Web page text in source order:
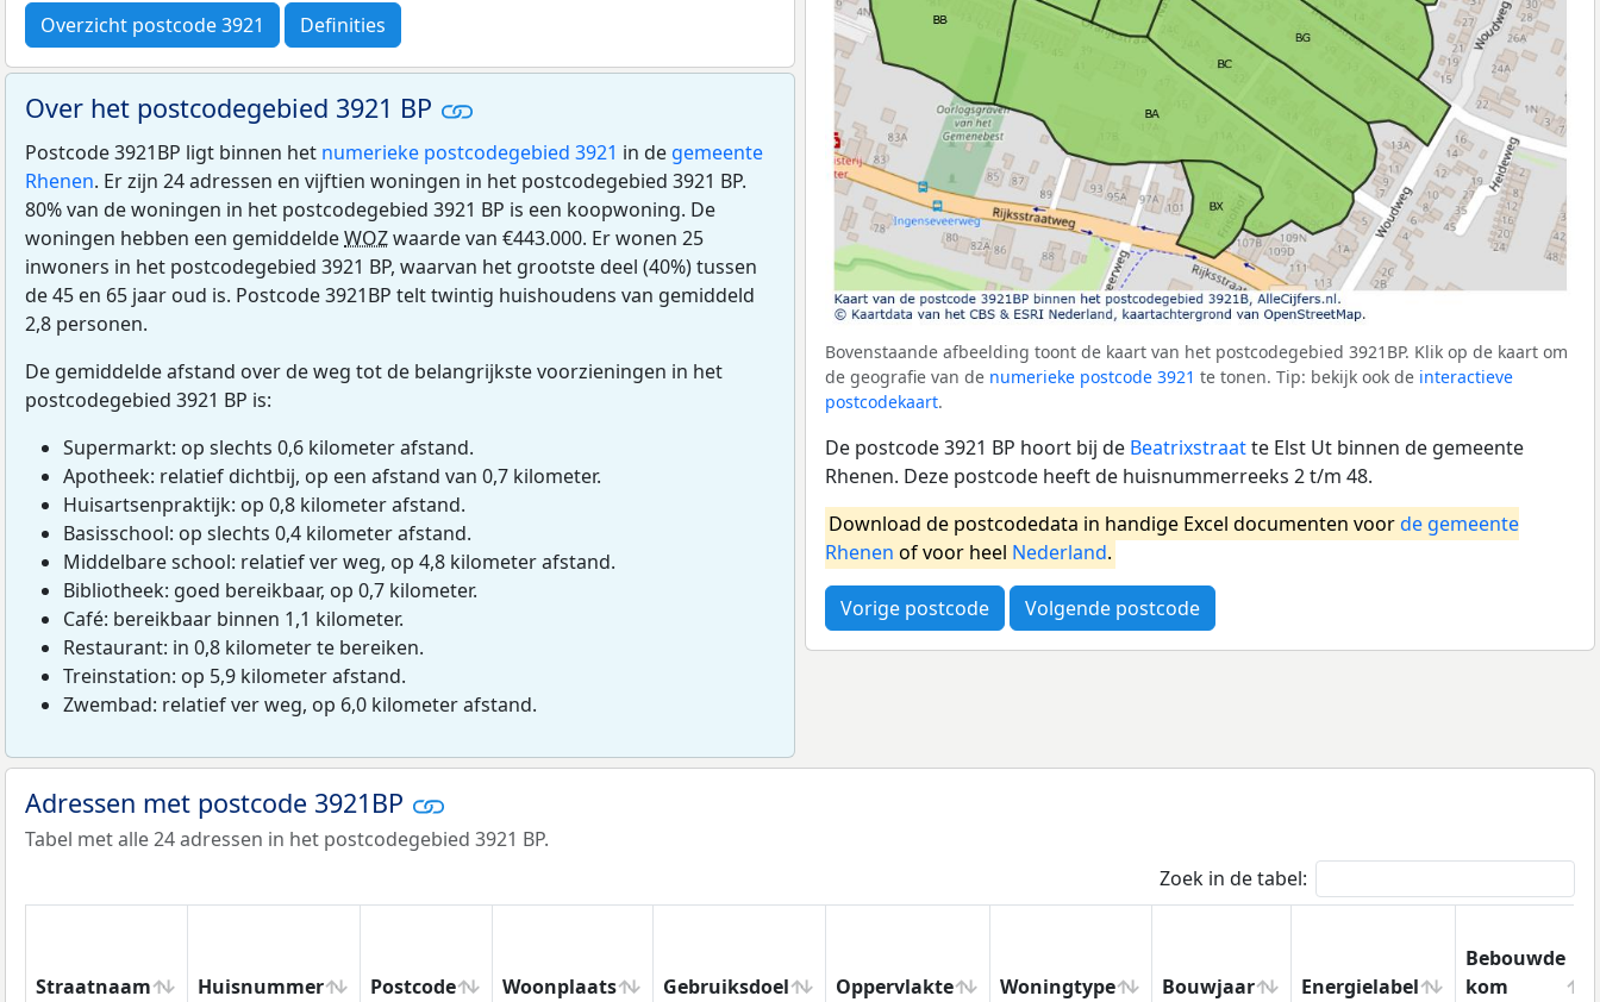
Overzicht postcode 3921 Definities
Over het postcodegebied 3921 BP
Postcode 3921BP ligt binnen het numerieke postcodegebied 3921 in de gemeente
Rhenen. Er zijn 24 adressen en vijftien woningen in het postcodegebied 3921 BP.
80% van de woningen in het postcodegebied 3921 BP is een koopwoning. De
woningen hebben een gemiddeldeWOZwaarde van €443.000. Er wonen 25
inwoners in het postcodegebied 3921 BP, waarvan het grootste deel (40%) tussen
de 45 en 65 jaar oud is. Postcode 3921BP telt twintig huishoudens van gemiddeld
2,8 personen.
De gemiddelde afstand over de weg tot de belangrijkste voorzieningen in het
postcodegebied 3921 BP is:
Supermarkt: op slechts 0,6 kilometer afstand.
Apotheek: relatief dichtbij, op een afstand van 0,7 kilometer.
Huisartsenpraktijk: op 0,8 kilometer afstand.
Basisschool: op slechts 0,4 kilometer afstand.
Middelbare school: relatief ver weg, op 4,8 kilometer afstand.
Bibliotheek: goed bereikbaar, op 0,7 kilometer.
Café: bereikbaar binnen 1,1 kilometer.
Restaurant: in 0,8 kilometer te bereiken.
Treinstation: op 5,9 kilometer afstand.
Zwembad: relatief ver weg, op 6,0 kilometer afstand.
Bovenstaande afbeelding toont de kaart van het postcodegebied 3921BP. Klik op de kaart om
de geografie van de numerieke postcode 3921 te tonen. Tip: bekijk ook de interactieve
postcodekaart.
De postcode 3921 BP hoort bij de Beatrixstraatte Elst Ut binnen de gemeente
Rhenen. Deze postcode heeft de huisnummerreeks 2 t/m 48.
Download de postcodedata in handige Excel documenten voorde gemeente
Rhenen of voor heel Nederland.
Vorige postcode Volgende postcode
Adressen met postcode 3921BP
Tabel met alle 24 adressen in het postcodegebied 3921 BP.
Zoek in de tabel:
Straatnaam Huisnummer Postcode Woonplaats Gebruiksdoel Oppervlakte Woningtype Bouwjaar Energielabel
Bebouwde
kom